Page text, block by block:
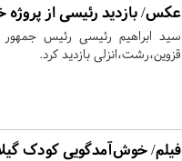
عکس/ بازدید رئیسی از
سید ابراهیم رئیسی رئیس
قزوین،رشت،انزلی بازدید کرد.
فیلم/ خوش‌آمدگویی کودک